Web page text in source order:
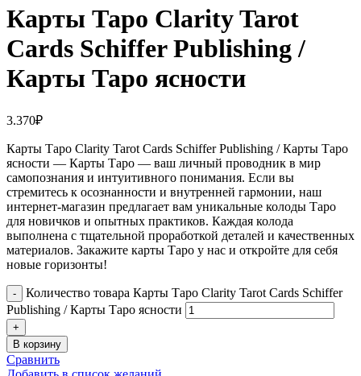
Карты Таро Clarity Tarot
Cards Schiffer Publishing /
Карты Таро ясности
3.370₽
Карты Таро Clarity Tarot Cards Schiffer Publishing / Карты Таро
ясности — Карты Таро — ваш личный проводник в мир
самопознания и интуитивного понимания. Если вы
стремитесь к осознанности и внутренней гармонии, наш
интернет-магазин предлагает вам уникальные колоды Таро
для новичков и опытных практиков. Каждая колода
выполнена с тщательной проработкой деталей и качественных
материалов. Закажите карты Таро у нас и откройте для себя
новые горизонты!
Количество товара Карты Таро Clarity Tarot Cards Schiffer
Publishing / Карты Таро ясности
В корзину
Сравнить